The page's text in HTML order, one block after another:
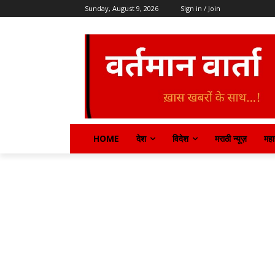
Sunday, August 9, 2026 Sign in / Join
HOME देश विदेश मराठी न्यूज़